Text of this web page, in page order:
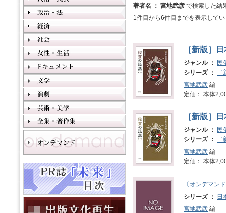
著者名 ： 宮地武彦 で検索した結
1件目から6件目までを表示して
［新版］
ジャンル ：
民
シリーズ ：
宮地武彦 編
定価： 本体
［新版］
ジャンル ：
民
シリーズ ：
宮地武彦 編
定価： 本体
〔オンデマン
シリーズ ：
日
宮地武彦 編